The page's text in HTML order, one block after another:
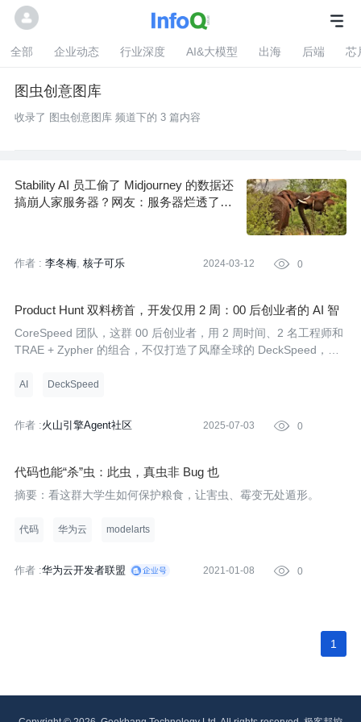
全部 企业动态 行业深度 AI&大模型 出海 后端 芯
图虫创意图库
收录了 图虫创意图库 频道下的 3 篇内容
Stability AI 员工偷了 Midjourney 的数据还
搞崩人家服务器？网友：服务器烂透了还
作者 : 李冬梅 核子可乐 2024-03-12  0
Product Hunt 双料榜首，开发仅用 2 周：00 后创业者的 AI 智
能体实践
CoreSpeed 团队，这群 00 后创业者，用 2 周时间、2 名工程师和
TRAE + Zypher 的组合，不仅打造了风靡全球的 DeckSpeed，更
梁，人类创意正以前所未有的速度直接塑造数字未来。
AI DeckSpeed
作者 :火山引擎Agent社区 2025-07-03  0
代码也能“杀”虫：此虫，真虫非 Bug 也
摘要：看这群大学生如何保护粮食，让害虫、霉变无处遁形。
代码 华为云 modelarts
作者 :华为云开发者联盟 2021-01-08  0
1